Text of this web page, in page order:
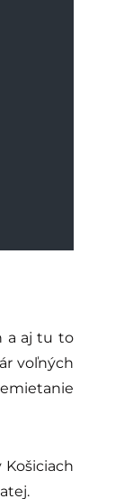
a aj tu to
voľných